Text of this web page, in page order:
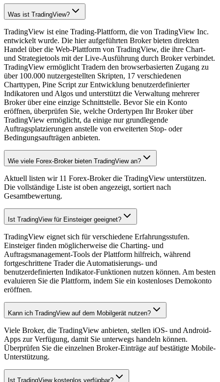
Was ist TradingView?
TradingView ist eine Trading-Plattform, die von TradingView Inc.
entwickelt wurde. Die hier aufgeführten Broker bieten direkten
Handel über die Web-Plattform von TradingView, die ihre Chart-
und Strategietools mit der Live-Ausführung durch Broker verbindet.
TradingView ermöglicht Tradern den browserbasierten Zugang zu
über 100.000 nutzergestellten Skripten, 17 verschiedenen
Charttypen, Pine Script zur Entwicklung benutzerdefinierter
Indikatoren und Algos und unterstützt die Verwaltung mehrerer
Broker über eine einzige Schnittstelle. Bevor Sie ein Konto
eröffnen, überprüfen Sie, welche Ordertypen Ihr Broker über
TradingView ermöglicht, da einige nur grundlegende
Auftragsplatzierungen anstelle von erweiterten Stop- oder
Bedingungsaufträgen anbieten.
Wie viele Forex-Broker bieten TradingView an?
Aktuell listen wir 11 Forex-Broker die TradingView unterstützen.
Die vollständige Liste ist oben angezeigt, sortiert nach
Gesamtbewertung.
Ist TradingView für Einsteiger geeignet?
TradingView eignet sich für verschiedene Erfahrungsstufen.
Einsteiger finden möglicherweise die Charting- und
Auftragsmanagement-Tools der Plattform hilfreich, während
fortgeschrittene Trader die Automatisierungs- und
benutzerdefinierten Indikator-Funktionen nutzen können. Am besten
evaluieren Sie die Plattform, indem Sie ein kostenloses Demokonto
eröffnen.
Kann ich TradingView auf dem Mobilgerät nutzen?
Viele Broker, die TradingView anbieten, stellen iOS- und Android-
Apps zur Verfügung, damit Sie unterwegs handeln können.
Überprüfen Sie die einzelnen Broker-Einträge auf bestätigte Mobile-
Unterstützung.
Ist TradingView kostenlos verfügbar?